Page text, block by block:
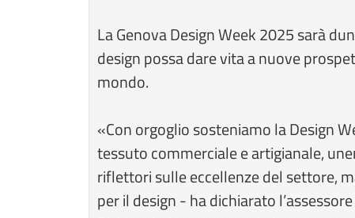
La Genova Design Week 2025 sarà
design possa dare vita a nuove
mondo.
«Con orgoglio sosteniamo la Design
tessuto commerciale e artigianale,
riflettori sulle eccellenze del settore,
per il design - ha dichiarato